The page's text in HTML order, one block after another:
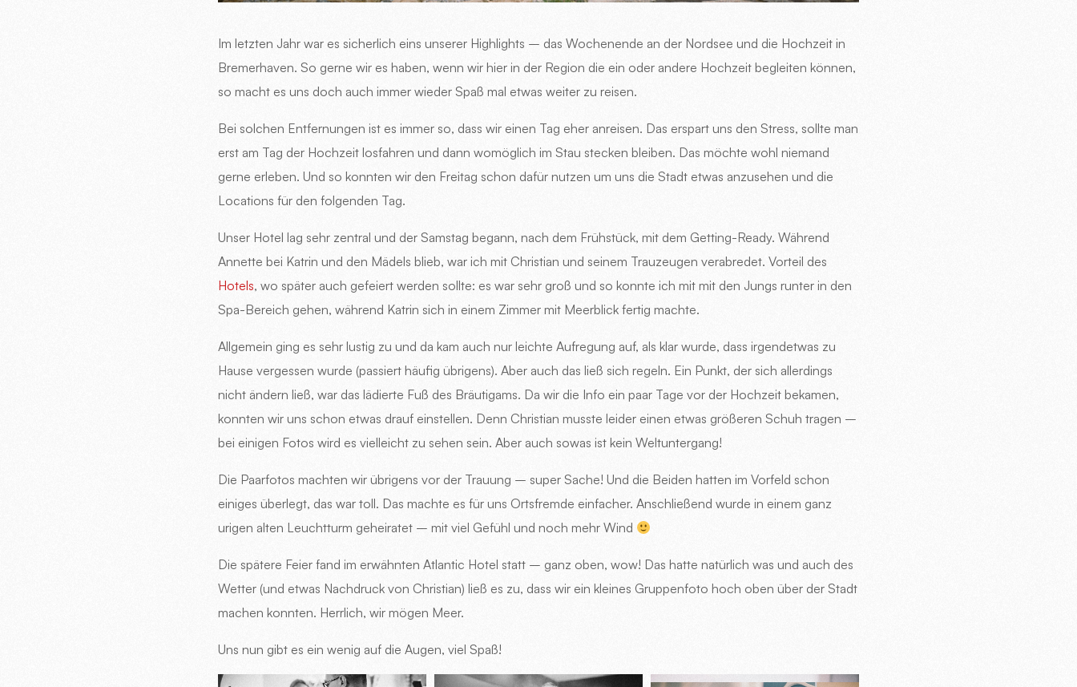
Im letzten Jahr war es sicherlich eins unserer Highlights – das Wochenende an der Nordsee und die Hochzeit in
Bremerhaven. So gerne wir es haben, wenn wir hier in der Region die ein oder andere Hochzeit begleiten können,
so macht es uns doch auch immer wieder Spaß mal etwas weiter zu reisen.
Bei solchen Entfernungen ist es immer so, dass wir einen Tag eher anreisen. Das erspart uns den Stress, sollte man
erst am Tag der Hochzeit losfahren und dann womöglich im Stau stecken bleiben. Das möchte wohl niemand
gerne erleben. Und so konnten wir den Freitag schon dafür nutzen um uns die Stadt etwas anzusehen und die
Locations für den folgenden Tag.
Unser Hotel lag sehr zentral und der Samstag begann, nach dem Frühstück, mit dem Getting-Ready. Während
Annette bei Katrin und den Mädels blieb, war ich mit Christian und seinem Trauzeugen verabredet. Vorteil des
Hotels, wo später auch gefeiert werden sollte: es war sehr groß und so konnte ich mit mit den Jungs runter in den
Spa-Bereich gehen, während Katrin sich in einem Zimmer mit Meerblick fertig machte.
Allgemein ging es sehr lustig zu und da kam auch nur leichte Aufregung auf, als klar wurde, dass irgendetwas zu
Hause vergessen wurde (passiert häufig übrigens). Aber auch das ließ sich regeln. Ein Punkt, der sich allerdings
nicht ändern ließ, war das lädierte Fuß des Bräutigams. Da wir die Info ein paar Tage vor der Hochzeit bekamen,
konnten wir uns schon etwas drauf einstellen. Denn Christian musste leider einen etwas größeren Schuh tragen –
bei einigen Fotos wird es vielleicht zu sehen sein. Aber auch sowas ist kein Weltuntergang!
Die Paarfotos machten wir übrigens vor der Trauung – super Sache! Und die Beiden hatten im Vorfeld schon
einiges überlegt, das war toll. Das machte es für uns Ortsfremde einfacher. Anschließend wurde in einem ganz
urigen alten Leuchtturm geheiratet – mit viel Gefühl und noch mehr Wind
Die spätere Feier fand im erwähnten Atlantic Hotel statt – ganz oben, wow! Das hatte natürlich was und auch des
Wetter (und etwas Nachdruck von Christian) ließ es zu, dass wir ein kleines Gruppenfoto hoch oben über der Stadt
machen konnten. Herrlich, wir mögen Meer.
Uns nun gibt es ein wenig auf die Augen, viel Spaß!